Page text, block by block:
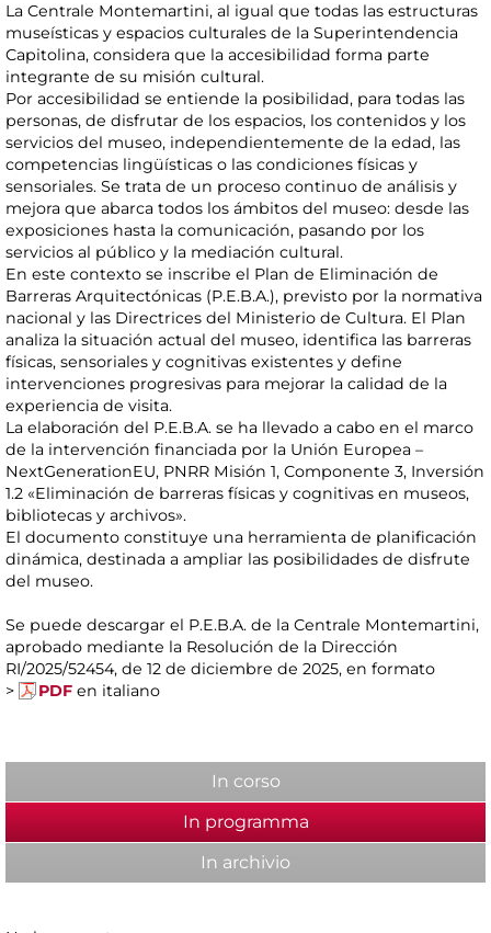
La Centrale Montemartini, al igual que todas las estructuras
museísticas y espacios culturales de la Superintendencia
Capitolina, considera que la accesibilidad forma parte
integrante de su misión cultural.
Por accesibilidad se entiende la posibilidad, para todas las
personas, de disfrutar de los espacios, los contenidos y los
servicios del museo, independientemente de la edad, las
competencias lingüísticas o las condiciones físicas y
sensoriales. Se trata de un proceso continuo de análisis y
mejora que abarca todos los ámbitos del museo: desde las
exposiciones hasta la comunicación, pasando por los
servicios al público y la mediación cultural.
En este contexto se inscribe el Plan de Eliminación de
Barreras Arquitectónicas (P.E.B.A.), previsto por la normativa
nacional y las Directrices del Ministerio de Cultura. El Plan
analiza la situación actual del museo, identifica las barreras
físicas, sensoriales y cognitivas existentes y define
intervenciones progresivas para mejorar la calidad de la
experiencia de visita.
La elaboración del P.E.B.A. se ha llevado a cabo en el marco
de la intervención financiada por la Unión Europea –
NextGenerationEU, PNRR Misión 1, Componente 3, Inversión
1.2 «Eliminación de barreras físicas y cognitivas en museos,
bibliotecas y archivos».
El documento constituye una herramienta de planificación
dinámica, destinada a ampliar las posibilidades de disfrute
del museo.
Se puede descargar el P.E.B.A. de la Centrale Montemartini,
aprobado mediante la Resolución de la Dirección
RI/2025/52454, de 12 de diciembre de 2025, en formato
>
PDF en italiano
In corso
In programma
In archivio